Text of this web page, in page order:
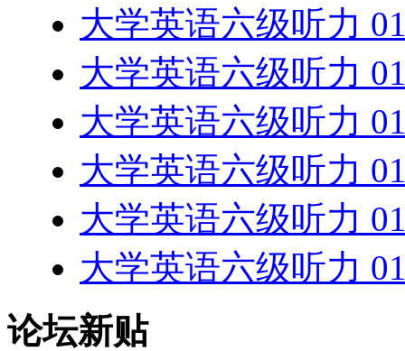
大学英语六级听力
大学英语六级听力
大学英语六级听力
大学英语六级听力
大学英语六级听力
大学英语六级听力
论坛新贴